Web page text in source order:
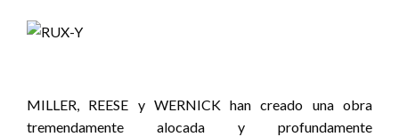
MILLER, REESE y WERNICK han creado una obra
tremendamente alocada y profundamente